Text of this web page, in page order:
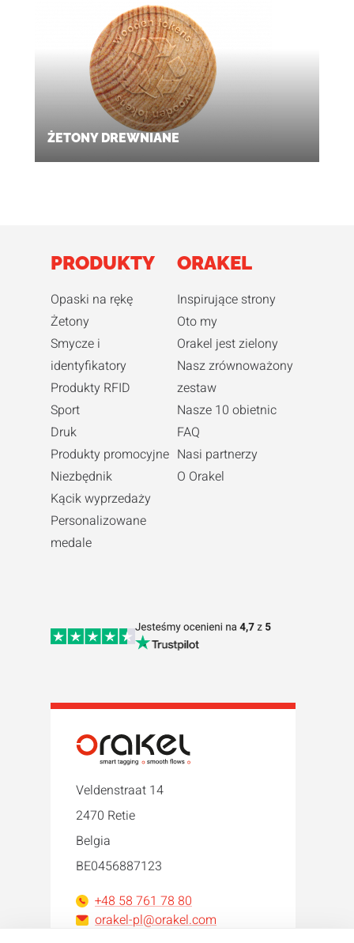
ŻETONY DREWNIANE
PRODUKTY
Opaski na rękę
Żetony
Smycze i
identyfikatory
Produkty RFID
Sport
Druk
Produkty promocyjne
Niezbędnik
Kącik wyprzedaży
Personalizowane
medale
ORAKEL
Inspirujące strony
Oto my
Orakel jest zielony
Nasz zrównoważony
zestaw
Nasze 10 obietnic
FAQ
Nasi partnerzy
O Orakel
Veldenstraat 14
2470 Retie
Belgia
BE0456887123
+48 58 761 78 80
orakel-pl@orakel.com